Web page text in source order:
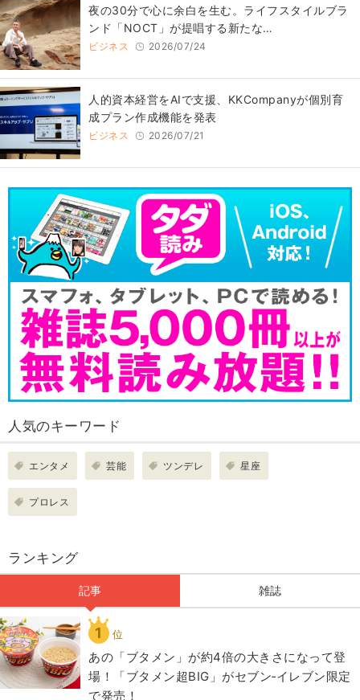
​夜の30分で心に余白を生む。ライフスタイルブラ
ンド「NOCT」が提唱する新たな…
ビジネス 2026/07/24
人的資本経営をAIで支援、KKCompanyが個別育
成プラン作成機能を発表
ビジネス 2026/07/21
人気のキーワード
エンタメ 芸能 ツンデレ 星座
プロレス
ランキング
記事 雑誌
1 位
あの「ブタメン」が約4倍の大きさになって登
場！「ブタメン超BIG」がセブン‐イレブン限定
で発売！